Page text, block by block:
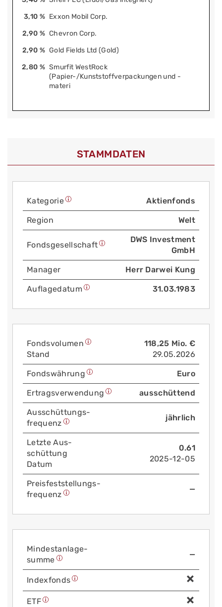
3,10 % Exxon Mobil Corp.
2,90 % Chevron Corp.
2,90 % Gold Fields Ltd (Gold)
2,80 % Smurfit WestRock
(Papier-/Kunststoffverpackungen und -
materi
STAMMDATEN
Kategorie Aktienfonds
Region Welt
Fonds­gesellschaft
DWS Investment
GmbH
Manager Herr Darwei Kung
Auflage­datum 31.03.1983
Fonds­volumen
Stand
118,25 Mio. €
29.05.2026
Fonds­währung Euro
Ertrags­verwendung ausschüttend
Aus­schüttungs­
frequenz
jährlich
Letzte Aus­
schüttung
Datum
0.61
2025-12-05
Preis­fest­stellungs­
frequenz
—
Mindest­anlage­
summe
—
Index­fonds
ETF